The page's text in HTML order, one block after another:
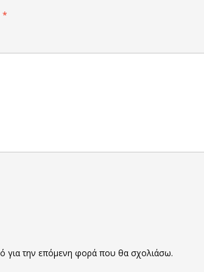
*
για την επόμενη φορά που θα σχολιάσω.